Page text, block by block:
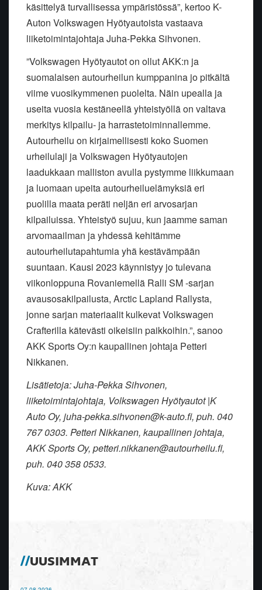
käsittelyä turvallisessa ympäristössä”, kertoo K-
Auton Volkswagen Hyötyautoista vastaava
liiketoimintajohtaja Juha-Pekka Sihvonen.
”Volkswagen Hyötyautot on ollut AKK:n ja
suomalaisen autourheilun kumppanina jo pitkältä
viime vuosikymmenen puolelta. Näin upealla ja
useita vuosia kestäneellä yhteistyöllä on valtava
merkitys kilpailu- ja harrastetoiminnallemme.
Autourheilu on kirjaimellisesti koko Suomen
urheilulaji ja Volkswagen Hyötyautojen
laadukkaan malliston avulla pystymme liikkumaan
ja luomaan upeita autourheiluelämyksiä eri
puolilla maata peräti neljän eri arvosarjan
kilpailuissa. Yhteistyö sujuu, kun jaamme saman
arvomaailman ja yhdessä kehitämme
autourheilutapahtumia yhä kestävämpään
suuntaan. Kausi 2023 käynnistyy jo tulevana
viikonloppuna Rovaniemellä Ralli SM -sarjan
avausosakilpailusta, Arctic Lapland Rallysta,
jonne sarjan materiaalit kulkevat Volkswagen
Crafterilla kätevästi oikeisiin paikkoihin.”, sanoo
AKK Sports Oy:n kaupallinen johtaja Petteri
Nikkanen.
Lisätietoja: Juha-Pekka Sihvonen,
liiketoimintajohtaja, Volkswagen Hyötyautot |K
Auto Oy, juha-pekka.sihvonen@k-auto.fi, puh. 040
767 0303. Petteri Nikkanen, kaupallinen johtaja,
AKK Sports Oy, petteri.nikkanen@autourheilu.fi,
puh. 040 358 0533.
Kuva: AKK
UUSIMMAT